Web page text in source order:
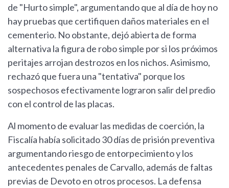
de "Hurto simple", argumentando que al día de hoy no
hay pruebas que certifiquen daños materiales en el
cementerio. No obstante, dejó abierta de forma
alternativa la figura de robo simple por si los próximos
peritajes arrojan destrozos en los nichos. Asimismo,
rechazó que fuera una "tentativa" porque los
sospechosos efectivamente lograron salir del predio
con el control de las placas.
Al momento de evaluar las medidas de coerción, la
Fiscalía había solicitado 30 días de prisión preventiva
argumentando riesgo de entorpecimiento y los
antecedentes penales de Carvallo, además de faltas
previas de Devoto en otros procesos. La defensa